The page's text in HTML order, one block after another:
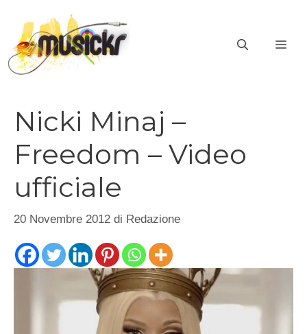
contenuto
Nicki Minaj –
Freedom – Video
ufficiale
20 Novembre 2012 di Redazione